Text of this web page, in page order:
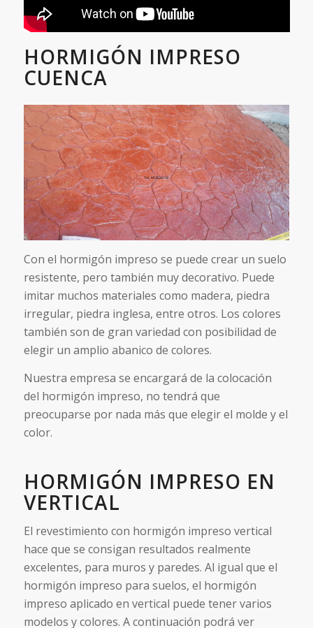
HORMIGÓN IMPRESO
CUENCA
Con el hormigón impreso se puede crear un suelo
resistente, pero también muy decorativo. Puede
imitar muchos materiales como madera, piedra
irregular, piedra inglesa, entre otros. Los colores
también son de gran variedad con posibilidad de
elegir un amplio abanico de colores.
Nuestra empresa se encargará de la colocación
del hormigón impreso, no tendrá que
preocuparse por nada más que elegir el molde y el
color.
HORMIGÓN IMPRESO EN
VERTICAL
El revestimiento con hormigón impreso vertical
hace que se consigan resultados realmente
excelentes, para muros y paredes. Al igual que el
hormigón impreso para suelos, el hormigón
impreso aplicado en vertical puede tener varios
modelos y colores. A continuación podrá ver